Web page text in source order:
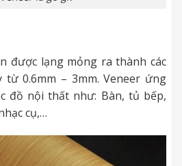
được lạng mỏng ra thành các
0.6mm – 3mm. Veneer ứng
đồ nội thất như: Bàn, tủ bếp,
cụ,…